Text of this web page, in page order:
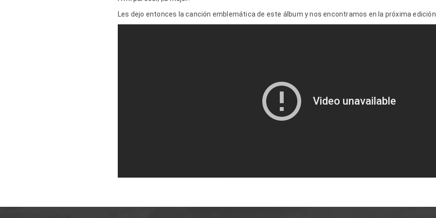
Les dejo entonces la canción emblemática de este álbum y nos encontramos en la próxima